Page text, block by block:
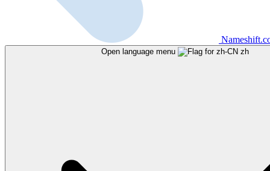
Open language menu zh